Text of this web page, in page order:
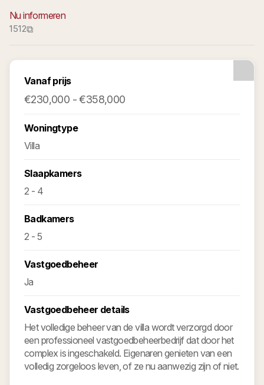
Nu informeren
1512⧉
Vanaf prijs
€230,000 - €358,000
Woningtype
Villa
Slaapkamers
2 - 4
Badkamers
2 - 5
Vastgoedbeheer
Ja
Vastgoedbeheer details
Het volledige beheer van de villa wordt verzorgd door
een professioneel vastgoedbeheerbedrijf dat door het
complex is ingeschakeld. Eigenaren genieten van een
volledig zorgeloos leven, of ze nu aanwezig zijn of niet.